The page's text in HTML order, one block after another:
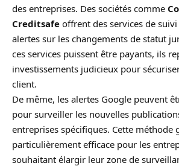
des entreprises. Des sociétés comme
Creditsafe offrent des services de
alertes sur les changements de statut
ces services puissent être payants, ils
investissements judicieux pour
client.
De même, les alertes Google peuvent
pour surveiller les nouvelles
entreprises spécifiques. Cette méthode
particulièrement efficace pour les
souhaitant élargir leur zone de